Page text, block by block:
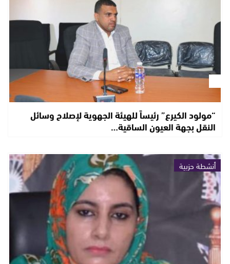
“مولود الكيرع” رئيساً للهيئة الجهوية لإصلاح وسائل
النقل بجهة العيون الساقية…
أنشطة حزبية